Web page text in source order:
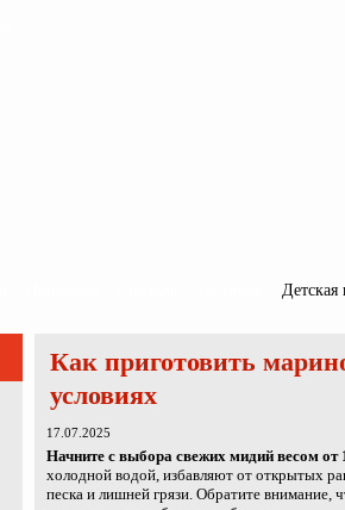
Детская
Как приготовить
условиях
17.07.2025
Начните с выбора свежих мидий весом
холодной водой, избавляют от открытых
песка и лишней грязи. Обратите внимание,